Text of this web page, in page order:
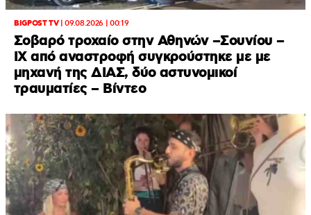
BIGPOST TV|09.08.2026 | 00:19
Σοβαρό τροχαίο στην Αθηνών –Σουνίου –
ΙΧ από αναστροφή συγκρούστηκε με με
μηχανή της ΔΙΑΣ, δύο αστυνομικοί
τραυματίες – Βίντεο